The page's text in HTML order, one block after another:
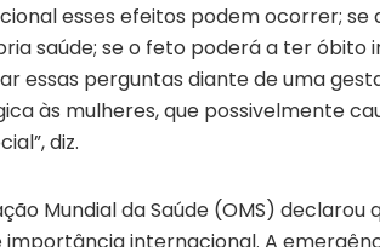
esses efeitos podem ocorrer; se
saúde; se o feto poderá a ter
essas perguntas diante de uma
às mulheres, que possivelmente
diz.
Mundial da Saúde (OMS) declarou
internacional. A